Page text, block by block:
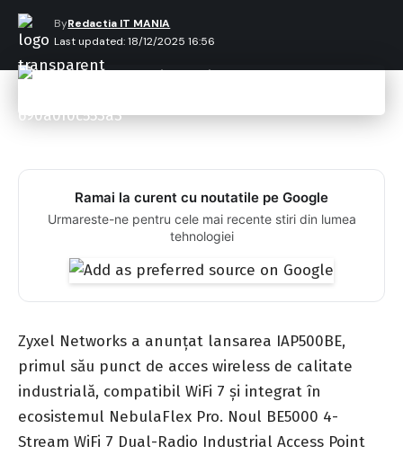
Last updated: 18/12/2025 16:56
ByRedactia IT MANIA
Ramai la curent cu noutatile pe Google
Urmareste-ne pentru cele mai recente stiri din lumea
tehnologiei
Zyxel Networks a anunțat lansarea IAP500BE,
primul său punct de acces wireless de calitate
industrială, compatibil WiFi 7 și integrat în
ecosistemul NebulaFlex Pro. Noul BE5000 4-
Stream WiFi 7 Dual-Radio Industrial Access Point